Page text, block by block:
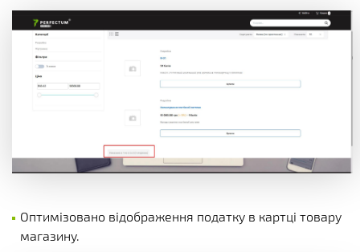
Оптимізовано відображення податку в картці товару
магазину.